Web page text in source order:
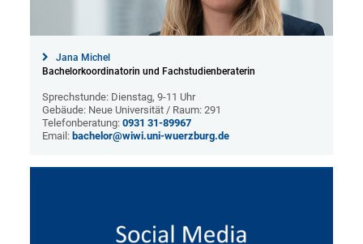
Jana Michel
Bachelorkoordinatorin und Fachstudienberaterin
Sprechstunde: Dienstag, 9-11 Uhr
Gebäude: Neue Universität / Raum: 291
Telefonberatung:0931 31-89967
Email: bachelor@wiwi.uni-wuerzburg.de